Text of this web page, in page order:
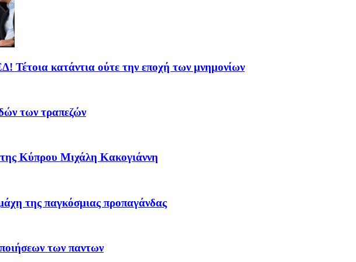
Τέτοια κατάντια ούτε την εποχή των μνημονίων
των τραπεζών
Κύπρου Μιχάλη Κακογιάννη
της παγκόσμιας προπαγάνδας
των παντων